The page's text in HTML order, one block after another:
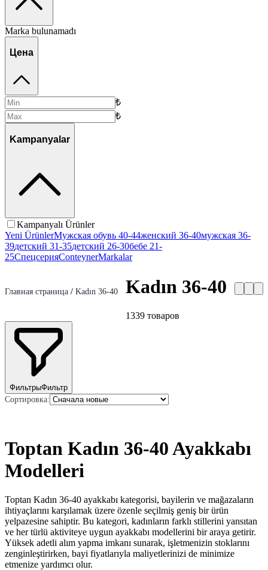
Marka bulunamadı
Цена
₺
₺
Kampanyalar
Kampanyalı Ürünler
Yeni ÜrünlerМужская обувь 40-44женский 36-40мужская 36-
39детский 31-35детский 26-30бебе 21-
25СпецсерияConteynerMarkalar
Главная страница / Kadın 36-40 Kadın 36-40
1339 товаров
ФильтрыФильтр
Сортировка:
Toptan Kadın 36-40 Ayakkabı
Modelleri
Toptan Kadın 36-40 ayakkabı kategorisi, bayilerin ve mağazaların
ihtiyaçlarını karşılamak üzere özenle seçilmiş geniş bir ürün
yelpazesine sahiptir. Bu kategori, kadınların farklı stillerini yansıtan
ve her türlü aktiviteye uygun ayakkabı modellerini bir araya getirir.
Yüksek adetli alım yapma imkanı sunarak, işletmenizin stoklarını
zenginleştirirken, bayi fiyatlarıyla maliyetlerinizi de minimize
etmenize yardımcı olur.